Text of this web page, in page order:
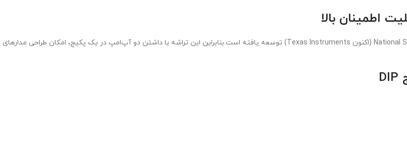
نسخه بهبودیافته‌ی خانواده LM358 است که توسط شرکت National Semiconductor (اکنون Texas Instruments) توسعه یافته است.بنابراین این تراشه با داشتن دو آپ‌امپ در یک پکیج، امکان طراحی مدارهای